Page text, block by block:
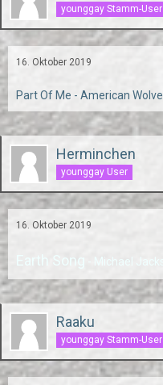
younggay Stamm-User
16. Oktober 2019
Part Of Me - American
Herminchen
younggay User
16. Oktober 2019
Earth Song - Michael
Raaku
younggay Stamm-User